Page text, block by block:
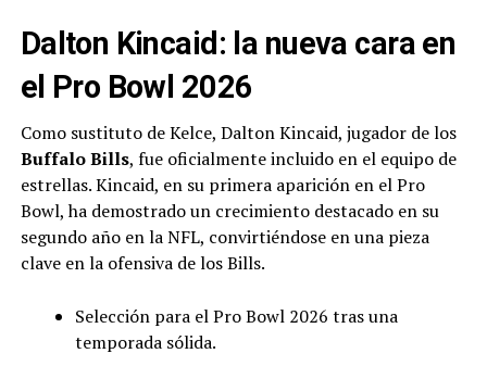
Dalton Kincaid: la nueva cara en
el Pro Bowl 2026
Como sustituto de Kelce, Dalton Kincaid, jugador de los
Buffalo Bills, fue oficialmente incluido en el equipo de
estrellas. Kincaid, en su primera aparición en el Pro
Bowl, ha demostrado un crecimiento destacado en su
segundo año en la NFL, convirtiéndose en una pieza
clave en la ofensiva de los Bills.
Selección para el Pro Bowl 2026 tras una
temporada sólida.